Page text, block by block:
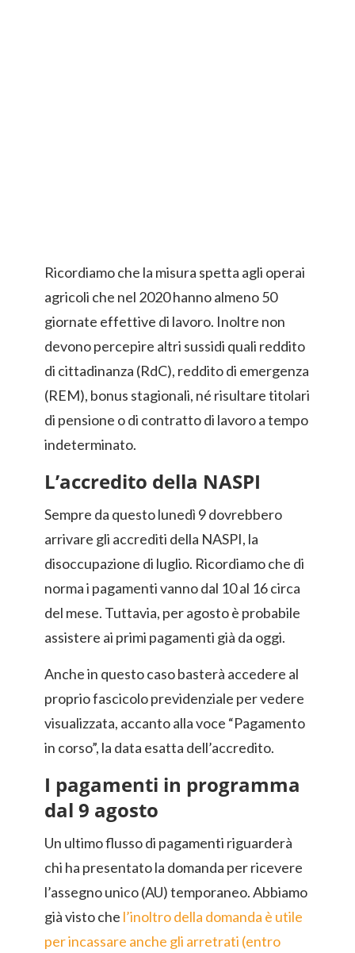
Ricordiamo che la misura spetta agli operai
agricoli che nel 2020 hanno almeno 50
giornate effettive di lavoro. Inoltre non
devono percepire altri sussidi quali reddito
di cittadinanza (RdC), reddito di emergenza
(REM), bonus stagionali, né risultare titolari
di pensione o di contratto di lavoro a tempo
indeterminato.
L’accredito della NASPI
Sempre da questo lunedì 9 dovrebbero
arrivare gli accrediti della NASPI, la
disoccupazione di luglio. Ricordiamo che di
norma i pagamenti vanno dal 10 al 16 circa
del mese. Tuttavia, per agosto è probabile
assistere ai primi pagamenti già da oggi.
Anche in questo caso basterà accedere al
proprio fascicolo previdenziale per vedere
visualizzata, accanto alla voce “Pagamento
in corso”, la data esatta dell’accredito.
I pagamenti in programma
dal 9 agosto
Un ultimo flusso di pagamenti riguarderà
chi ha presentato la domanda per ricevere
l’assegno unico (AU) temporaneo. Abbiamo
già visto che l’inoltro della domanda è utile
per incassare anche gli arretrati (entro